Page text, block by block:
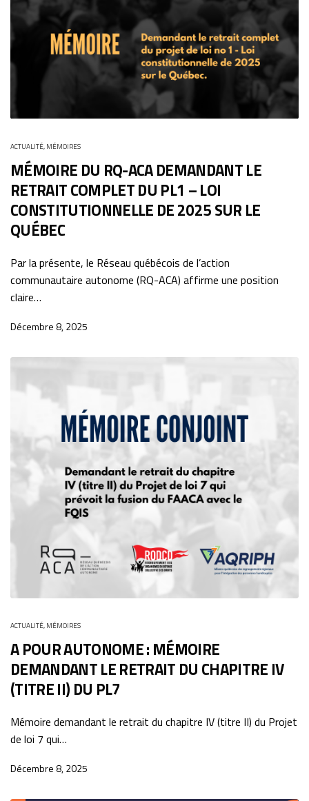
ACTUALITÉ, MÉMOIRES
MÉMOIRE DU RQ-ACA DEMANDANT LE
RETRAIT COMPLET DU PL1 – LOI
CONSTITUTIONNELLE DE 2025 SUR LE
QUÉBEC
Par la présente, le Réseau québécois de l’action
communautaire autonome (RQ-ACA) affirme une position
claire…
Décembre 8, 2025
ACTUALITÉ, MÉMOIRES
A POUR AUTONOME : MÉMOIRE
DEMANDANT LE RETRAIT DU CHAPITRE IV
(TITRE II) DU PL7
Mémoire demandant le retrait du chapitre IV (titre II) du Projet
de loi 7 qui…
Décembre 8, 2025